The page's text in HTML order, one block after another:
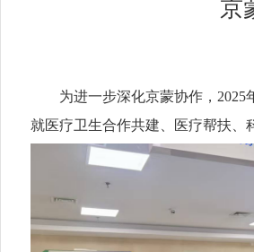
京
为进一步深化京蒙协作，2025年
就医疗卫生合作共建、医疗帮扶